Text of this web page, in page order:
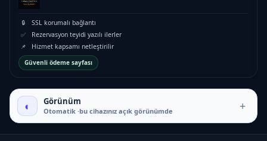
🔒
SSL korumalı bağlantı
✅
Rezervasyon teyidi yazılı ilerler
📌
Hizmet kapsamı netleştirilir
Güvenli ödeme sayfası
◐ Görünüm
Otomatik ·bu cihazınız açık görünümde +